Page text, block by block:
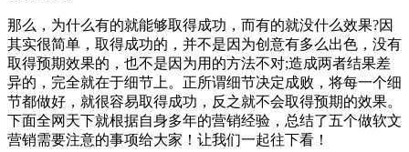
那么，为什么有的就能够取得成功，而有的就没什么效果?因
其实很简单，取得成功的，并不是因为创意有多么出色，没有
取得预期效果的，也不是因为用的方法不对;造成两者结果差
异的，完全就在于细节上。正所谓细节决定成败，将每一个细
节都做好，就很容易取得成功，反之就不会取得预期的效果。
下面全网天下就根据自身多年的营销经验，总结了五个做软文
营销需要注意的事项给大家！让我们一起往下看！